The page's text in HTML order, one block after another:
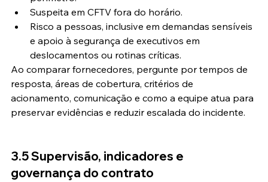
Suspeita em CFTV fora do horário.
Risco a pessoas, inclusive em demandas sensíveis
e apoio à segurança de executivos em
deslocamentos ou rotinas críticas.
Ao comparar fornecedores, pergunte por tempos de
resposta, áreas de cobertura, critérios de
acionamento, comunicação e como a equipe atua para
preservar evidências e reduzir escalada do incidente.
3.5 Supervisão, indicadores e
governança do contrato